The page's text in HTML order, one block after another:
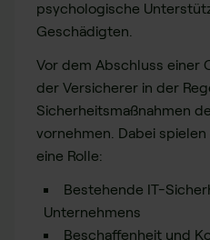
psychologische
Geschädigten.
Vor dem Abschluss einer
der Versicherer in der
Sicherheitsmaßnahmen
vornehmen. Dabei
eine Rolle:
Bestehende IT-
Unternehmens
Beschaffenheit und